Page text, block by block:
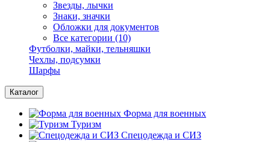
Звезды, лычки
Знаки, значки
Обложки для документов
Все категории (10)
Футболки, майки, тельняшки
Чехлы, подсумки
Шарфы
Каталог
Форма для военных
Туризм
Спецодежда и СИЗ